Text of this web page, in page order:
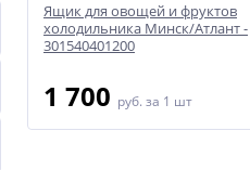
Ящик для овощей и фруктов
холодильника Минск/Атлант -
301540401200
1 700 руб. за 1 шт